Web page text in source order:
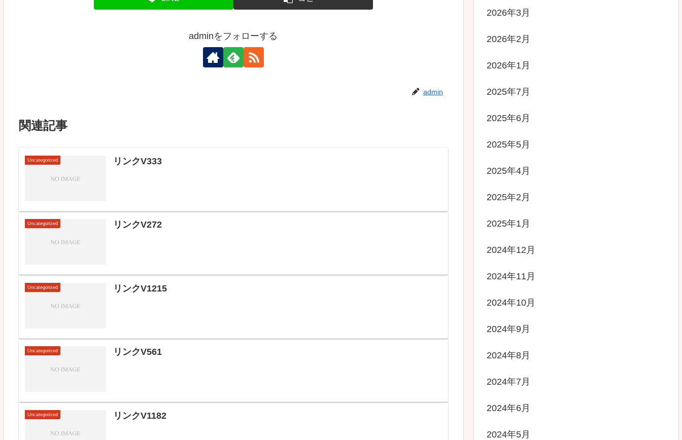
adminをフォローする
admin
関連記事
Uncategorized リンクV333
Uncategorized リンクV272
Uncategorized リンクV1215
Uncategorized リンクV561
Uncategorized リンクV1182
2026年3月
2026年2月
2026年1月
2025年7月
2025年6月
2025年5月
2025年4月
2025年2月
2025年1月
2024年12月
2024年11月
2024年10月
2024年9月
2024年8月
2024年7月
2024年6月
2024年5月